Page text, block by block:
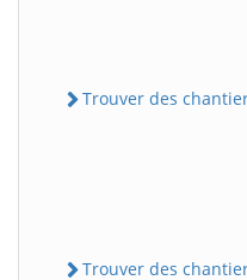
Trouver des
Trouver des